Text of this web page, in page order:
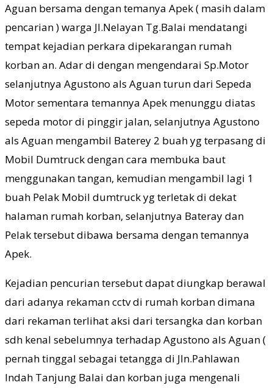
Aguan bersama dengan temanya Apek ( masih dalam
pencarian ) warga Jl.Nelayan Tg.Balai mendatangi
tempat kejadian perkara dipekarangan rumah
korban an. Adar di dengan mengendarai Sp.Motor
selanjutnya Agustono als Aguan turun dari Sepeda
Motor sementara temannya Apek menunggu diatas
sepeda motor di pinggir jalan, selanjutnya Agustono
als Aguan mengambil Baterey 2 buah yg terpasang di
Mobil Dumtruck dengan cara membuka baut
menggunakan tangan, kemudian mengambil lagi 1
buah Pelak Mobil dumtruck yg terletak di dekat
halaman rumah korban, selanjutnya Bateray dan
Pelak tersebut dibawa bersama dengan temannya
Apek.
Kejadian pencurian tersebut dapat diungkap berawal
dari adanya rekaman cctv di rumah korban dimana
dari rekaman terlihat aksi dari tersangka dan korban
sdh kenal sebelumnya terhadap Agustono als Aguan (
pernah tinggal sebagai tetangga di Jln.Pahlawan
Indah Tanjung Balai dan korban juga mengenali